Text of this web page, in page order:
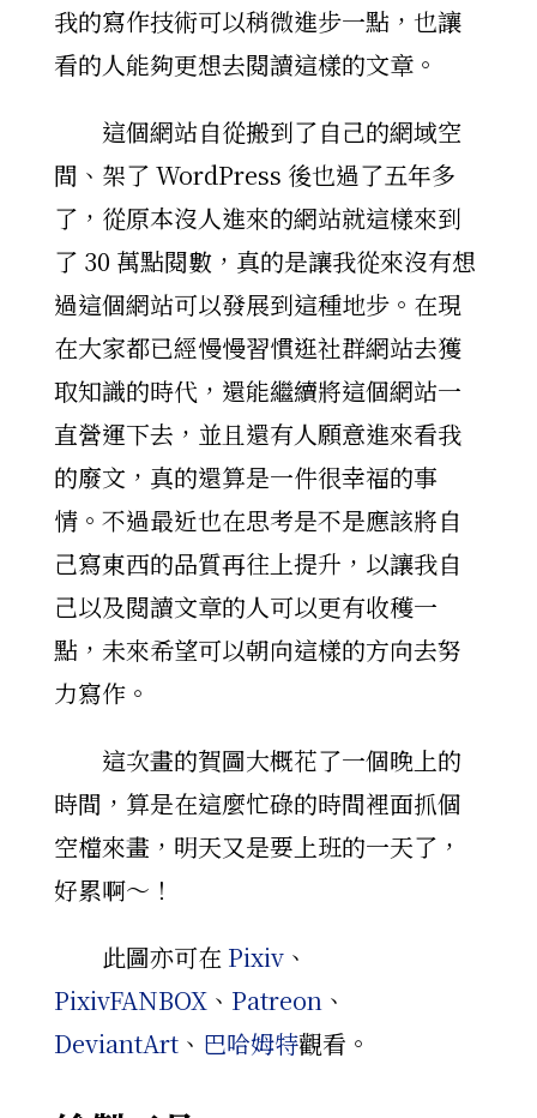
我的寫作技術可以稍微進步一點，也讓
看的人能夠更想去閱讀這樣的文章。
這個網站自從搬到了自己的網域空
間、架了 WordPress 後也過了五年多
了，從原本沒人進來的網站就這樣來到
了 30 萬點閱數，真的是讓我從來沒有想
過這個網站可以發展到這種地步。在現
在大家都已經慢慢習慣逛社群網站去獲
取知識的時代，還能繼續將這個網站一
直營運下去，並且還有人願意進來看我
的廢文，真的還算是一件很幸福的事
情。不過最近也在思考是不是應該將自
己寫東西的品質再往上提升，以讓我自
己以及閱讀文章的人可以更有收穫一
點，未來希望可以朝向這樣的方向去努
力寫作。
這次畫的賀圖大概花了一個晚上的
時間，算是在這麼忙碌的時間裡面抓個
空檔來畫，明天又是要上班的一天了，
好累啊～！
此圖亦可在 Pixiv 、
PixivFANBOX 、 Patreon 、
DeviantArt 、 巴哈姆特觀看。